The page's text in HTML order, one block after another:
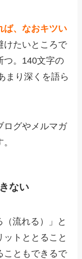
ば、なおキツい
けたいところで
つ。140文字の
まり深くを語ら
ログやメルマガ
ない
流れる）」と
トととること
こともできるで